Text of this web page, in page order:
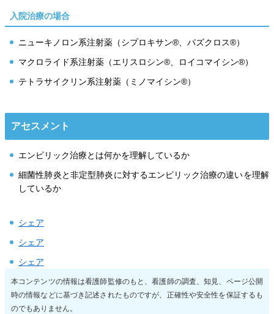
入院治療の場合
ニューキノロン系注射薬（シプロキサン®、パズクロス®）
マクロライド系注射薬（エリスロシン®、ロイコマイシン®）
テトラサイクリン系注射薬（ミノマイシン®）
アセスメント
エンピリック治療とは何かを理解しているか
細菌性肺炎と非定型肺炎に対するエンピリック治療の違いを理解
しているか
シェア
シェア
シェア
本コンテンツの情報は看護師監修のもと、看護師の調査、知見、ページ公開
時の情報などに基づき記述されたものですが、正確性や安全性を保証するも
のでもありません。